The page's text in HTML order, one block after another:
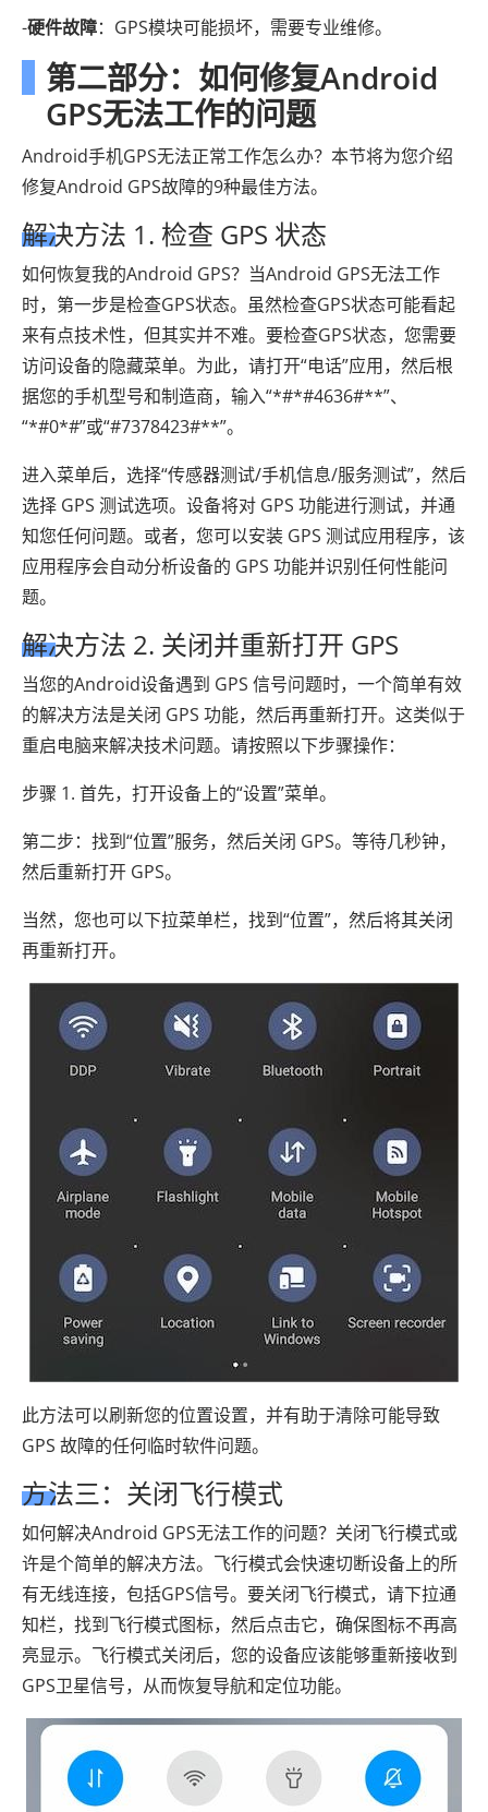
-硬件故障：GPS模块可能损坏，需要专业维修。
第二部分：如何修复Android
GPS无法工作的问题
Android手机GPS无法正常工作怎么办？本节将为您介绍
修复Android GPS故障的9种最佳方法。
解决方法 1. 检查 GPS 状态
如何恢复我的Android GPS？当Android GPS无法工作
时，第一步是检查GPS状态。虽然检查GPS状态可能看起
来有点技术性，但其实并不难。要检查GPS状态，您需要
访问设备的隐藏菜单。为此，请打开“电话”应用，然后根
据您的手机型号和制造商，输入“*#*#4636#**”、
“*#0*#”或“#7378423#**”。
进入菜单后，选择“传感器测试/手机信息/服务测试”，然后
选择 GPS 测试选项。设备将对 GPS 功能进行测试，并通
知您任何问题。或者，您可以安装 GPS 测试应用程序，该
应用程序会自动分析设备的 GPS 功能并识别任何性能问
题。
解决方法 2. 关闭并重新打开 GPS
当您的Android设备遇到 GPS 信号问题时，一个简单有效
的解决方法是关闭 GPS 功能，然后再重新打开。这类似于
重启电脑来解决技术问题。请按照以下步骤操作：
步骤 1. 首先，打开设备上的“设置”菜单。
第二步：找到“位置”服务，然后关闭 GPS。等待几秒钟，
然后重新打开 GPS。
当然，您也可以下拉菜单栏，找到“位置”，然后将其关闭
再重新打开。
此方法可以刷新您的位置设置，并有助于清除可能导致
GPS 故障的任何临时软件问题。
方法三：关闭飞行模式
如何解决Android GPS无法工作的问题？关闭飞行模式或
许是个简单的解决方法。飞行模式会快速切断设备上的所
有无线连接，包括GPS信号。要关闭飞行模式，请下拉通
知栏，找到飞行模式图标，然后点击它，确保图标不再高
亮显示。飞行模式关闭后，您的设备应该能够重新接收到
GPS卫星信号，从而恢复导航和定位功能。